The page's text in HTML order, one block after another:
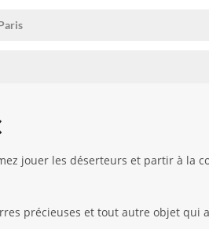
jouer les déserteurs et partir à la
précieuses et tout autre objet qui